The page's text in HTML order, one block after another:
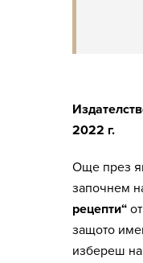
2022 г.
Още през
започнем
рецепти“
защото
избереш